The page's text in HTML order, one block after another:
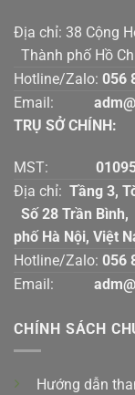
Địa chỉ: 38
Thành phố Hồ
Hotline/Zalo: 056
Email:
TRỤ SỞ CHÍNH:
MST:
Địa chỉ: Tầng
Số 28 Trần
phố Hà Nội, Việt
Hotline/Zalo: 056
Email:
CHÍNH SÁCH
Hướng dẫn